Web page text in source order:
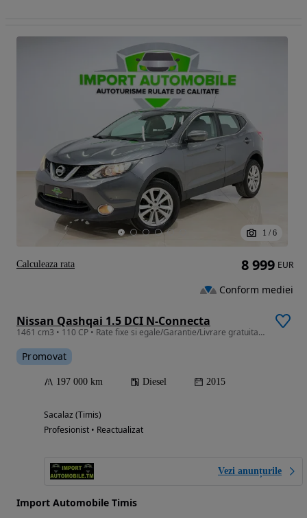
1 / 6
Nissan Qashqai 1.5 DCI N-Connecta
1461 cm3 • 110 CP • Rate fixe si egale/Garantie/Livrare gratuita la domiciliu
Promovat
197 000 km Diesel 2015
Sacalaz (Timis)
Profesionist • Reactualizat
Vezi anunțurile
Import Automobile Timis
8 999 EUR
Conform mediei
Calculeaza rata